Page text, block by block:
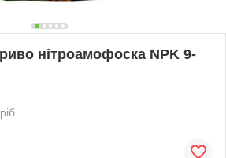
нітроамофоска NPK 9-